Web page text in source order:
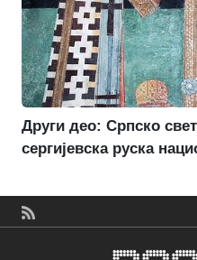
Други део: Српско
сергијевска руска